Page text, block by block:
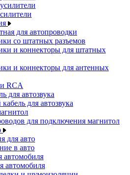
для автопроводки
со штатных разъемов
и коннекторы для штатных
и коннекторы для антенных
RCA
для автозвука
для автозвука
для подключения магнитол
для авто
в авто
автомобиля
автомобиля